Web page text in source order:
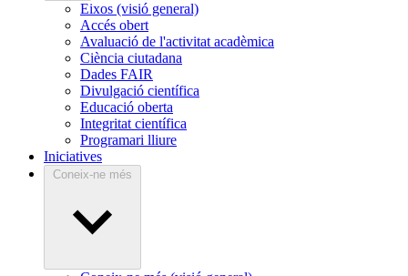
Eixos (visió general)
Accés obert
Avaluació de l'activitat acadèmica
Ciència ciutadana
Dades FAIR
Divulgació científica
Educació oberta
Integritat científica
Programari lliure
Iniciatives
Coneix-ne més